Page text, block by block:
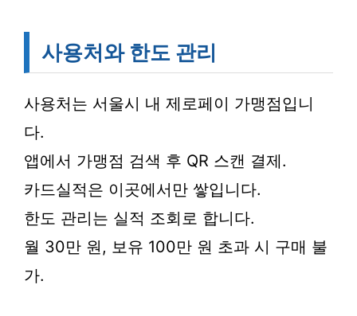
사용처와 한도 관리
사용처는 서울시 내 제로페이 가맹점입니
다.
앱에서 가맹점 검색 후 QR 스캔 결제.
카드실적은 이곳에서만 쌓입니다.
한도 관리는 실적 조회로 합니다.
월 30만 원, 보유 100만 원 초과 시 구매 불
가.